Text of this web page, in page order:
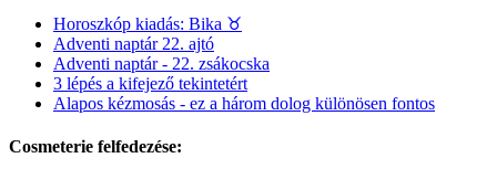
Horoszkóp kiadás: Bika ♉︎
Adventi naptár 22. ajtó
Adventi naptár - 22. zsákocska
3 lépés a kifejező tekintetért
Alapos kézmosás - ez a három dolog különösen fontos
Cosmeterie felfedezése: